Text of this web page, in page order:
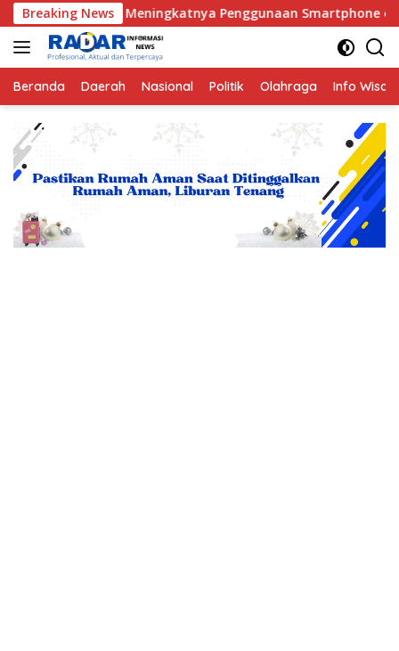
Langsung
ke
konten
Breaking News
Meningkatnya Penggunaan Smartphone oleh Anak
Beranda Daerah Nasional Politik Olahraga Info